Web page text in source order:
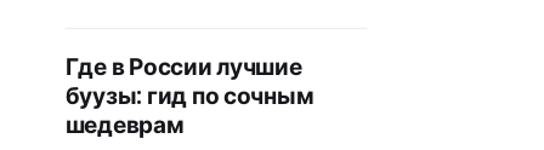
блюдо, которое называют
«двоюродным братом»
грузинских хинкали и китайских
Где в России лучшие
буузы: гид по сочным
шедеврам